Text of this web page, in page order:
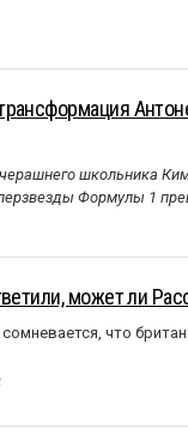
школьника
Формулы 1
может ли
что